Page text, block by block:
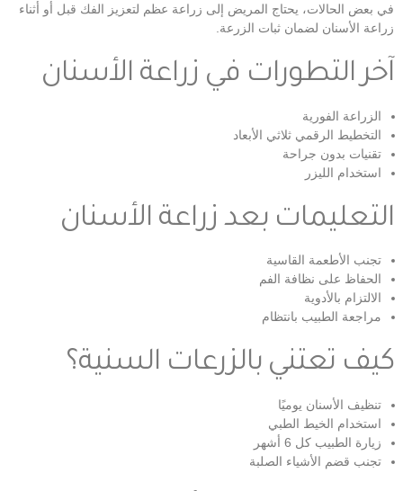
في بعض الحالات، يحتاج المريض إلى زراعة عظم لتعزيز الفك قبل أو أثناء
زراعة الأسنان لضمان ثبات الزرعة.
آخر التطورات في زراعة الأسنان
الزراعة الفورية
التخطيط الرقمي ثلاثي الأبعاد
تقنيات بدون جراحة
استخدام الليزر
التعليمات بعد زراعة الأسنان
تجنب الأطعمة القاسية
الحفاظ على نظافة الفم
الالتزام بالأدوية
مراجعة الطبيب بانتظام
كيف تعتني بالزرعات السنية؟
تنظيف الأسنان يوميًا
استخدام الخيط الطبي
زيارة الطبيب كل 6 أشهر
تجنب قضم الأشياء الصلبة